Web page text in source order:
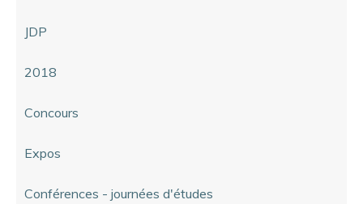
JDP
2018
Concours
Expos
Conférences - journées d'études